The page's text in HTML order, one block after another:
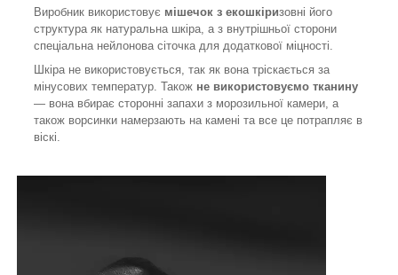
Виробник використовує мішечок з екошкіризовні його
структура як натуральна шкіра, а з внутрішньої сторони
спеціальна нейлонова сіточка для додаткової міцності.
Шкіра не використовується, так як вона тріскається за
мінусових температур. Також не використовуємо тканину
— вона вбирає сторонні запахи з морозильної камери, а
також ворсинки намерзають на камені та все це потрапляє в
віскі.